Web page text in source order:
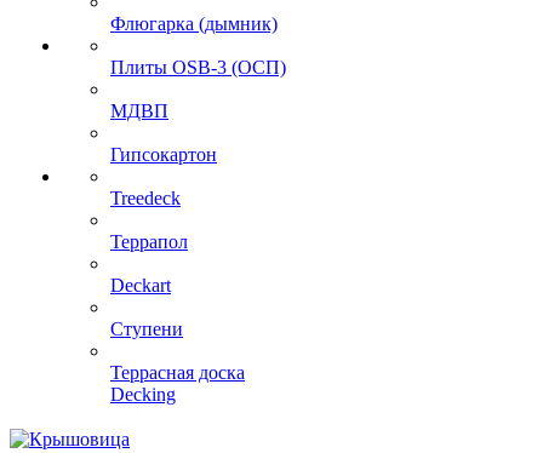
Флюгарка (дымник)
Плиты OSB-3 (ОСП)
МДВП
Гипсокартон
Treedeck
Террапол
Deckart
Ступени
Террасная доска
Decking